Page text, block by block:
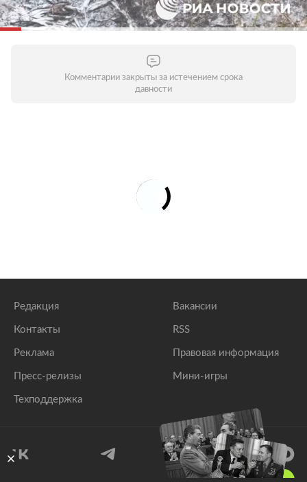
Комментарии закрыты за истечением срока
давности
Редакция
Контакты
Реклама
Пресс-релизы
Техподдержка
Вакансии
RSS
Правовая информация
Мини-игры